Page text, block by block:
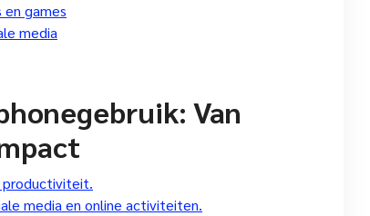
games
media
Van
productiviteit.
media en online activiteiten.